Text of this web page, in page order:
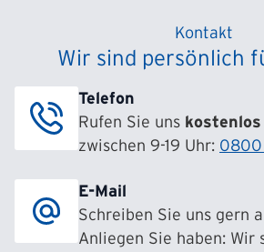
Kontakt
Wir sind persönlich
Telefon
Rufen Sie uns kostenlos
zwischen 9-19 Uhr: 0800
E-Mail
Schreiben Sie uns gern
Anliegen Sie haben: Wir